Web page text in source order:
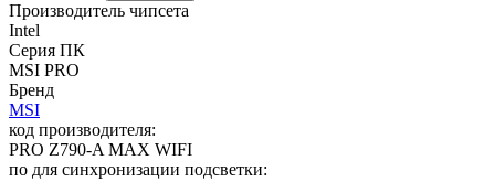
Производитель чипсета
Intel
Серия ПК
MSI PRO
Бренд
MSI
код производителя:
PRO Z790-A MAX WIFI
по для синхронизации подсветки: